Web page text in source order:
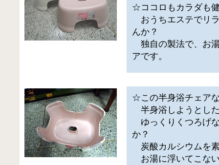
☆ココロもカラダも
おうちエステでリ
んか？
独自の製法で、お
アです。
☆この半身浴チェア
半身浴しようとし
ゆっくりくつろげ
か？
炭酸カルシウムを
お湯に浮いてこな